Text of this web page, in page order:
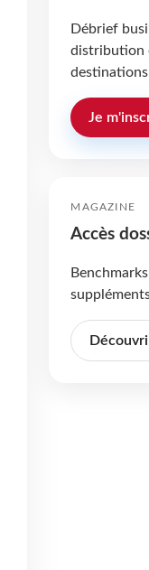
Débrief
distribution
Je
MAGAZINE
Accès